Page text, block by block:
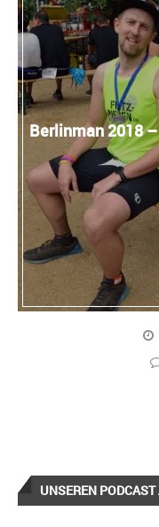
Berlinman 2018
UNSEREN